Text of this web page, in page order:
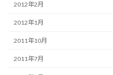
2012年2月
2012年1月
2011年10月
2011年7月